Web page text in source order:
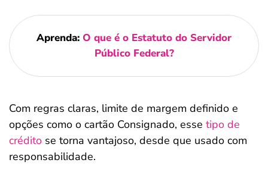
Aprenda: O que é o Estatuto do Servidor
Público Federal?
Com regras claras, limite de margem definido e
opções como o cartão Consignado, esse tipo de
crédito se torna vantajoso, desde que usado com
responsabilidade.